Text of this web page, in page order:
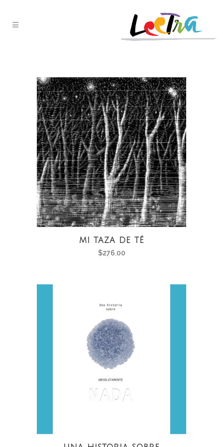
MI TAZA DE TÉ
$276.00